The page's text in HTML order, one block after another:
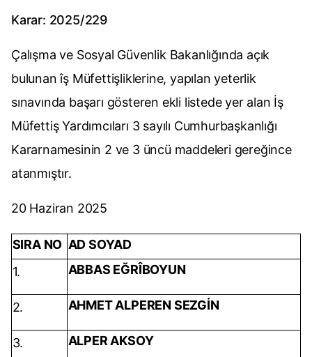
Karar: 2025/229
Çalışma ve Sosyal Güvenlik Bakanlığında açık
bulunan îş Müfettişliklerine, yapılan yeterlik
sınavında başarı gösteren ekli listede yer alan İş
Müfettiş Yardımcıları 3 sayılı Cumhurbaşkanlığı
Kararnamesinin 2 ve 3 üncü maddeleri gereğince
atanmıştır.
20 Haziran 2025
SIRA NO AD SOYAD
1.
ABBAS EĞRÎBOYUN
2. AHMET ALPEREN SEZGİN
3. ALPER AKSOY